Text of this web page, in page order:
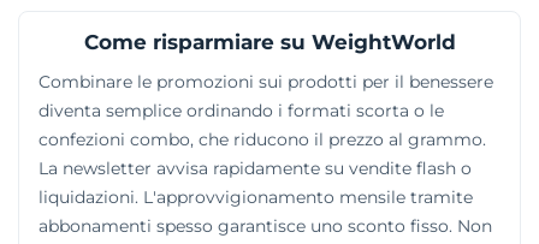
Come risparmiare su WeightWorld
Combinare le promozioni sui prodotti per il benessere
diventa semplice ordinando i formati scorta o le
confezioni combo, che riducono il prezzo al grammo.
La newsletter avvisa rapidamente su vendite flash o
liquidazioni. L'approvvigionamento mensile tramite
abbonamenti spesso garantisce uno sconto fisso. Non